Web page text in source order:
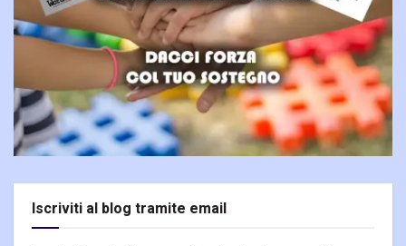
Iscriviti al blog tramite email